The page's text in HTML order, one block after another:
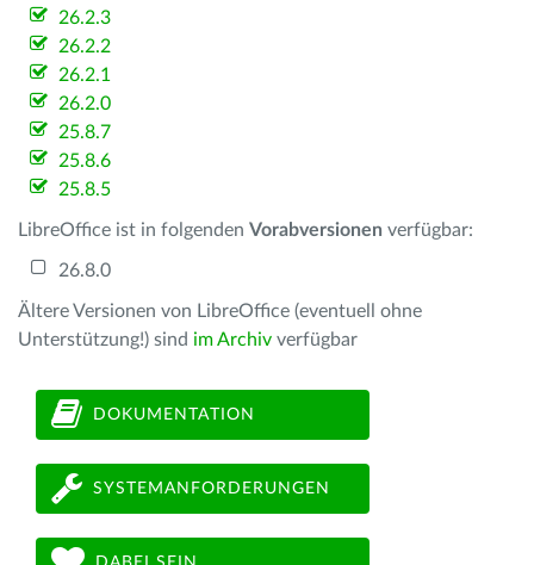
26.2.3
26.2.2
26.2.1
26.2.0
25.8.7
25.8.6
25.8.5
LibreOffice ist in folgenden Vorabversionen verfügbar:
26.8.0
Ältere Versionen von LibreOffice (eventuell ohne
Unterstützung!) sind im Archiv verfügbar
DOKUMENTATION
SYSTEMANFORDERUNGEN